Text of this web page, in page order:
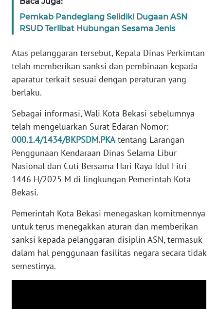
Pemkab Pandeglang Selidiki Dugaan ASN
RSUD Terlibat Hubungan Sesama Jenis
Atas pelanggaran tersebut, Kepala Dinas Perkimtan
telah memberikan sanksi dan pembinaan kepada
aparatur terkait sesuai dengan peraturan yang
berlaku.
Sebagai informasi, Wali Kota Bekasi sebelumnya
telah mengeluarkan Surat Edaran Nomor:
000.1.4/1434/BKPSDM.PKAtentang Larangan
Penggunaan Kendaraan Dinas Selama Libur
Nasional dan Cuti Bersama Hari Raya Idul Fitri
1446 H/2025 M di lingkungan Pemerintah Kota
Bekasi.
Pemerintah Kota Bekasi menegaskan komitmennya
untuk terus menegakkan aturan dan memberikan
sanksi kepada pelanggaran disiplin ASN, termasuk
dalam hal penggunaan fasilitas negara secara tidak
semestinya.
BENGKULU
LAMPUNG
WN
JATENG
WN
NUSANTARA
WN
JOGJA
WN
JATIM
WN
KALBAR